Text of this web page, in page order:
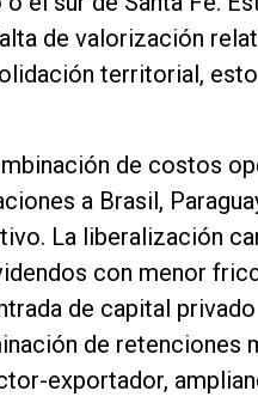
de valorización
territorial,
de costos
a Brasil,
La liberalización
con menor
de capital privado
de retenciones
exportador,